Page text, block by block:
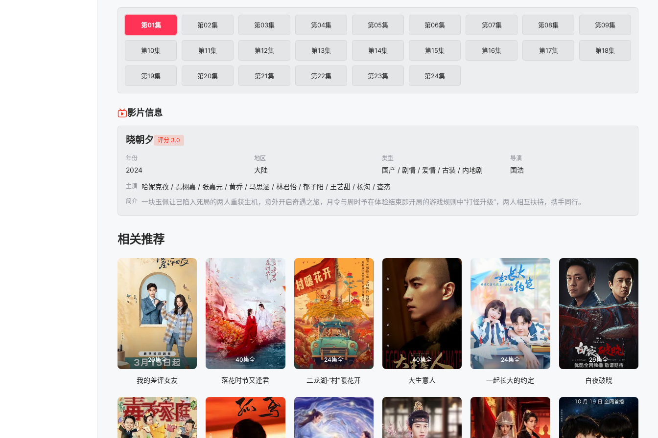
第01集 第02集 第03集 第04集 第05集 第06集 第07集 第08集 第09集
第10集 第11集 第12集 第13集 第14集 第15集 第16集 第17集 第18集
第19集 第20集 第21集 第22集 第23集 第24集
影片信息
晓朝夕 评分 3.0
年份
2024
地区
大陆
类型
国产 / 剧情 / 爱情 / 古装 / 内地剧
导演
国浩
主演 哈妮克孜 / 焉栩嘉 / 张嘉元 / 黄乔 / 马思涵 / 林君怡 / 郁子阳 / 王艺甜 / 杨淘 / 查杰
简介 一块玉佩让已陷入死局的两人重获生机，意外开启奇遇之旅，月令与周时予在体验结束即开局的游戏规则中“打怪升级”，两人相互扶持，携手同行。
相关推荐
20集全
我的差评女友
40集全
落花时节又逢君
24集全
二龙湖·“村”暖花开
40集全
大生意人
24集全
一起长大的约定
29集全
白夜破晓